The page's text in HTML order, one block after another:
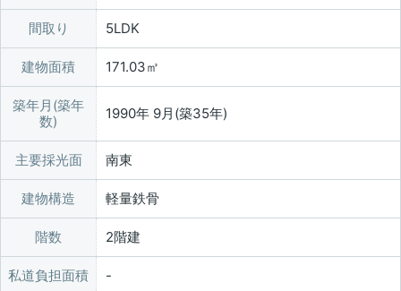
間取り 5LDK
建物面積 171.03㎡
築年月(築年
数)
1990年 9月(築35年)
主要採光面 南東
建物構造 軽量鉄骨
階数 2階建
私道負担面積